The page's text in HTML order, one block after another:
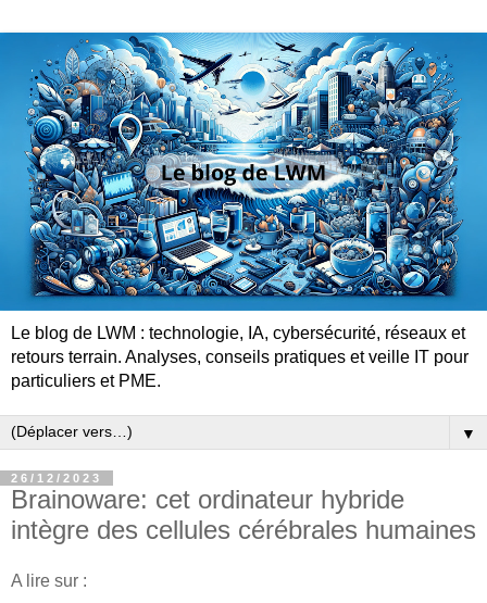
Le blog de LWM : technologie, IA, cybersécurité, réseaux et
retours terrain. Analyses, conseils pratiques et veille IT pour
particuliers et PME.
▼
26/12/2023
Brainoware: cet ordinateur hybride
intègre des cellules cérébrales humaines
A lire sur :